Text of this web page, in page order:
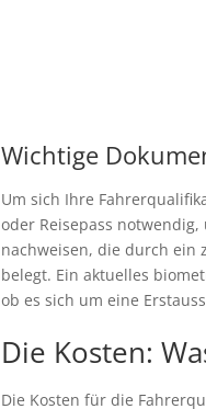
Wichtige
Um sich Ihre
oder Reisepass
nachweisen, die durch ein
belegt. Ein aktuelles
ob es sich um eine
Die Kosten:
Die Kosten für die